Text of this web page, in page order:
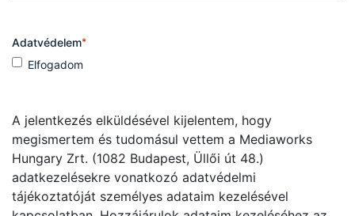
Adatvédelem*
Elfogadom
A jelentkezés elküldésével kijelentem, hogy
megismertem és tudomásul vettem a Mediaworks
Hungary Zrt. (1082 Budapest, Üllői út 48.)
adatkezelésekre vonatkozó adatvédelmi
tájékoztatóját személyes adataim kezelésével